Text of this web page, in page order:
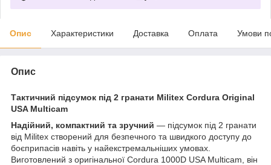
Опис Характеристики Доставка Оплата Умови
Опис
Тактичний підсумок під 2 гранати Militex Cordura Original
USA Multicam
Надійний, компактний та зручний — підсумок під 2 гранати
від Militex створений для безпечного та швидкого доступу до
боєприпасів навіть у найекстремальніших умовах.
Виготовлений з оригінальної Cordura 1000D USA Multicam, він